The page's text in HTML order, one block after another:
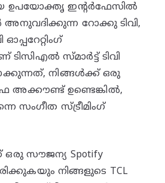
ഉപയോക്തൃ ഇന്റർഫേസിൽ
റോക്കു ടിവി,
ടിസിഎൽ സ്മാർട്ട് ടിവി
നിങ്ങൾക്ക് ഒരു
അക്കൗണ്ട് ഉണ്ടെങ്കിൽ,
സംഗീത സ്ട്രീമിംഗ്
സൗജന്യ Spotify
നിങ്ങളുടെ TCL